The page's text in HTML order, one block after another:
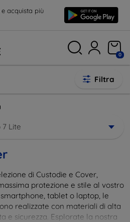
e acquista più
0
Filtra
Lite
di Custodie e Cover,
protezione e stile al vostro
tablet o laptop, le
realizzate con materiali di alta
e sicurezza. Esplorate la nostra